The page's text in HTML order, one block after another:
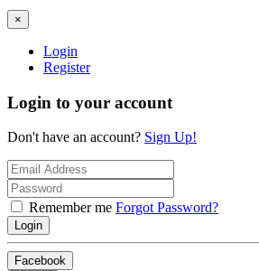
×
Login
Register
Login to your account
Don't have an account? Sign Up!
Remember me Forgot Password?
Login
Facebook